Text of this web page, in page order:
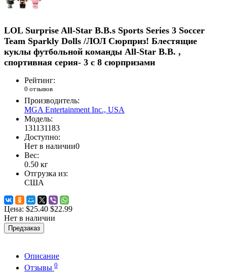
LOL Surprise All-Star B.B.s Sports Series 3 Soccer
Team Sparkly Dolls /ЛОЛ Сюрприз! Блестящие
куклы футбольной команды All-Star B.B. ,
спортивная серия- 3 с 8 сюрпризами
Рейтинг:
0 отзывов
Производитель:
MGA Entertainment Inc., USA
Модель:
131131183
Доступно:
Нет в наличии0
Вес:
0.50 кг
Отгрузка из:
США
Цена: $25.40 $22.99
Нет в наличии
Предзаказ
Описание
Отзывы 0